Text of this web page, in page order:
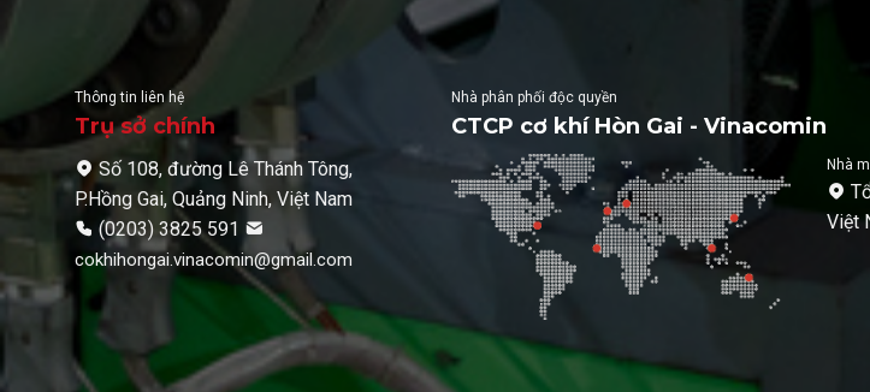
Thông tin liên hệ
Trụ sở chính
Số 108, đường Lê Thánh Tông,
P.Hồng Gai, Quảng Ninh, Việt Nam
(0203) 3825 591
cokhihongai.vinacomin@gmail.com
Nhà phân phối độc quyền
CTCP cơ khí Hòn Gai - Vinacomin
Nhà
Việt